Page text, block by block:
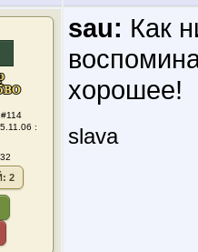
#114
:
2
sau: Как
хорошее!
slava